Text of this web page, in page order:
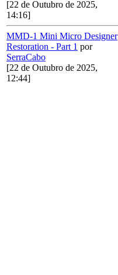
[22 de Outubro de 2025,
14:16]
MMD-1 Mini Micro Designer
Restoration - Part 1 por
SerraCabo
[22 de Outubro de 2025,
12:44]